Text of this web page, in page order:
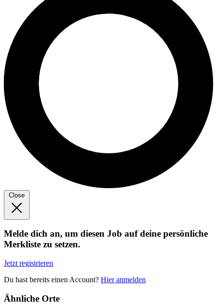
Close
Melde dich an, um diesen Job auf deine persönliche
Merkliste zu setzen.
Jetzt registrieren
Du hast bereits einen Account? Hier anmelden
Ähnliche Orte